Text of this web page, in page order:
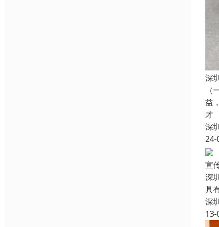
深
益
才
深
24-
宣
深
具
深
13-